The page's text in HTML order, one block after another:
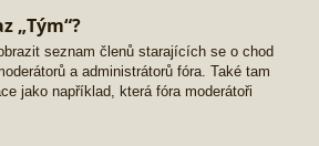
„Tým“?
seznam členů starajících se o chod
a administrátorů fóra. Také tam
jako například, která fóra moderátoři